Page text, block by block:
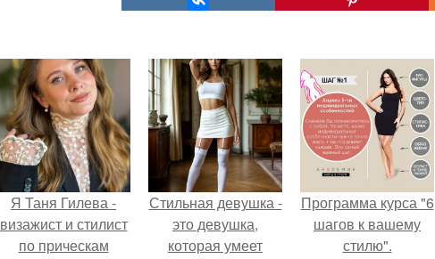
Я Таня Гилева -
визажист и стилист
по прическам
Стильная девушка -
это девушка,
которая умеет
Программа курса "6
шагов к вашему
стилю".